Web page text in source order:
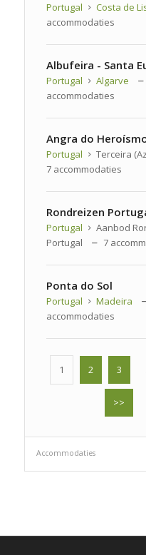
Portugal Costa de
accommodaties
Albufeira - Santa
Portugal Algarve
accommodaties
Angra do
Portugal
Terceira
7 accommodaties
Rondreizen
Portugal
Aanbod
Portugal
7
Ponta do Sol
Portugal Madeira
accommodaties
1 2 3
>>
Accommodaties